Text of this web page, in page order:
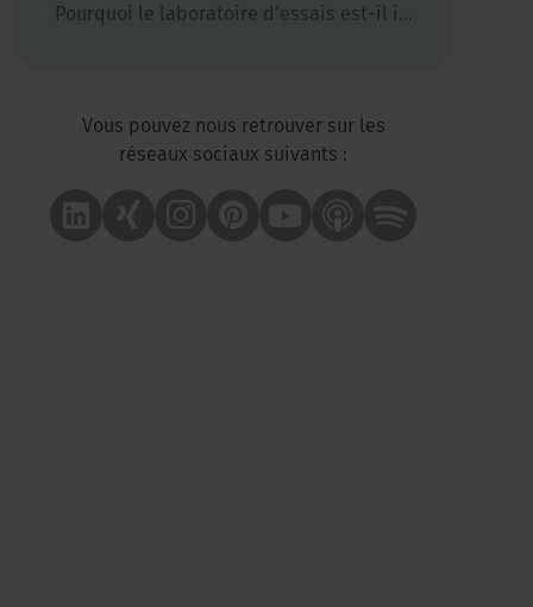
Pourquoi le laboratoire d’essais est-il indispensable pour Sedus ?
Vous pouvez nous retrouver sur les
réseaux sociaux suivants :